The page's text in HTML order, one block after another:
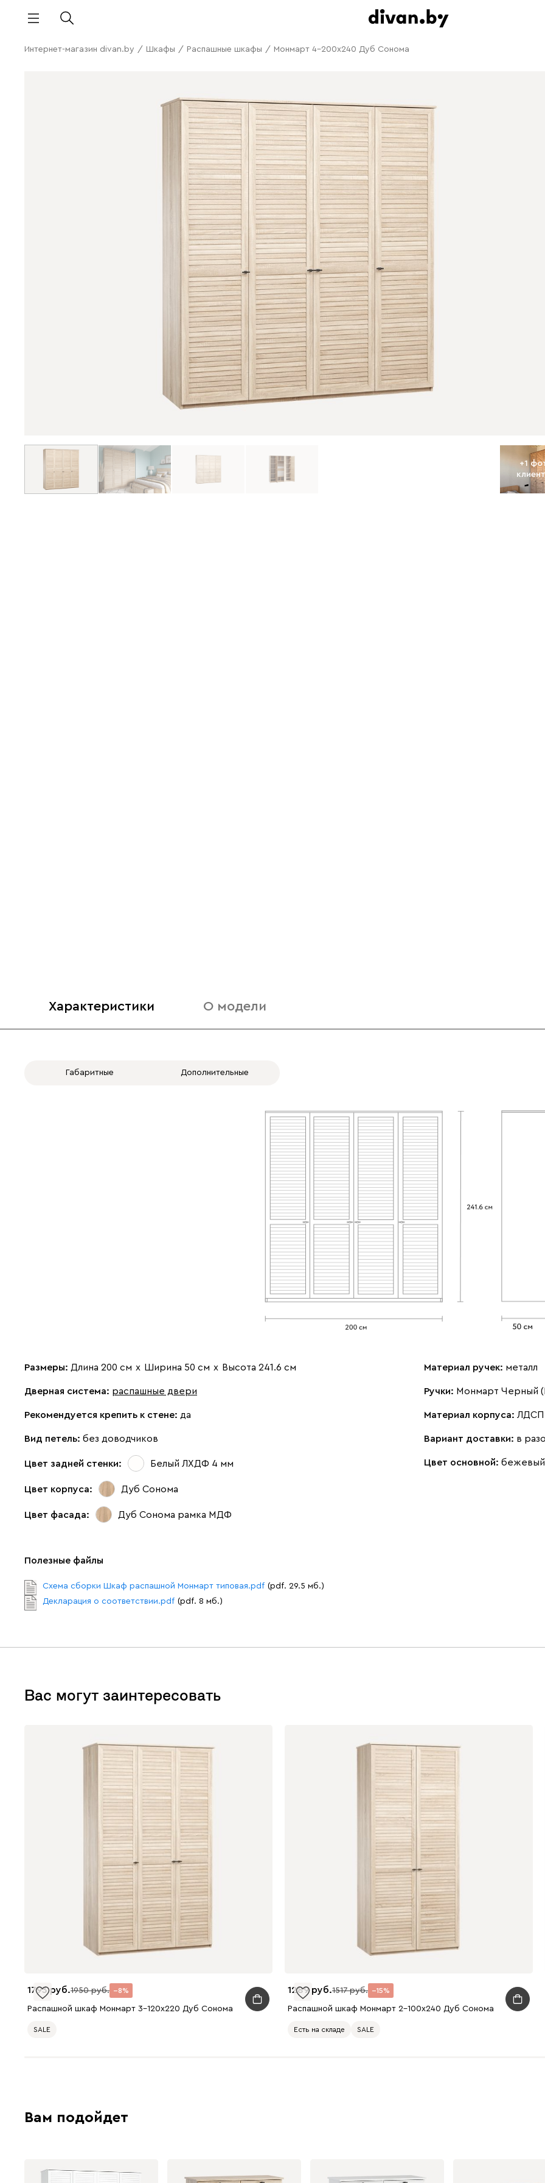
Интернет-магазин divan.by / Шкафы / Распашные шкафы / Монмарт 4-200x240 Дуб Сонома
+1
Характеристики О модели
Габаритные Дополнительные
Размеры: Длина 200 см х Ширина 50 см х Высота 241.6 см
Дверная система: распашные двери
Рекомендуется крепить к стене: да
Вид петель: без доводчиков
Цвет задней стенки: Белый ЛХДФ 4 мм
Цвет корпуса: Дуб Сонома
Цвет фасада: Дуб Сонома рамка МДФ
Материал ручек: металл
Ручки: Монмарт Черный
Материал корпуса: ЛДСП
Вариант доставки: в
Цвет основной: бежевый
Полезные файлы
Схема сборки Шкаф распашной Монмарт типовая.pdf (pdf. 29.5 мб.)
Декларация о соответствии.pdf (pdf. 8 мб.)
Вас могут заинтересовать
1793 1950 8
Распашной шкаф Монмарт 3-120x220 Дуб Сонома
SALE
1289 1517 15
Распашной шкаф Монмарт 2-100x240 Дуб Сонома
Есть на складе SALE
Вам подойдет